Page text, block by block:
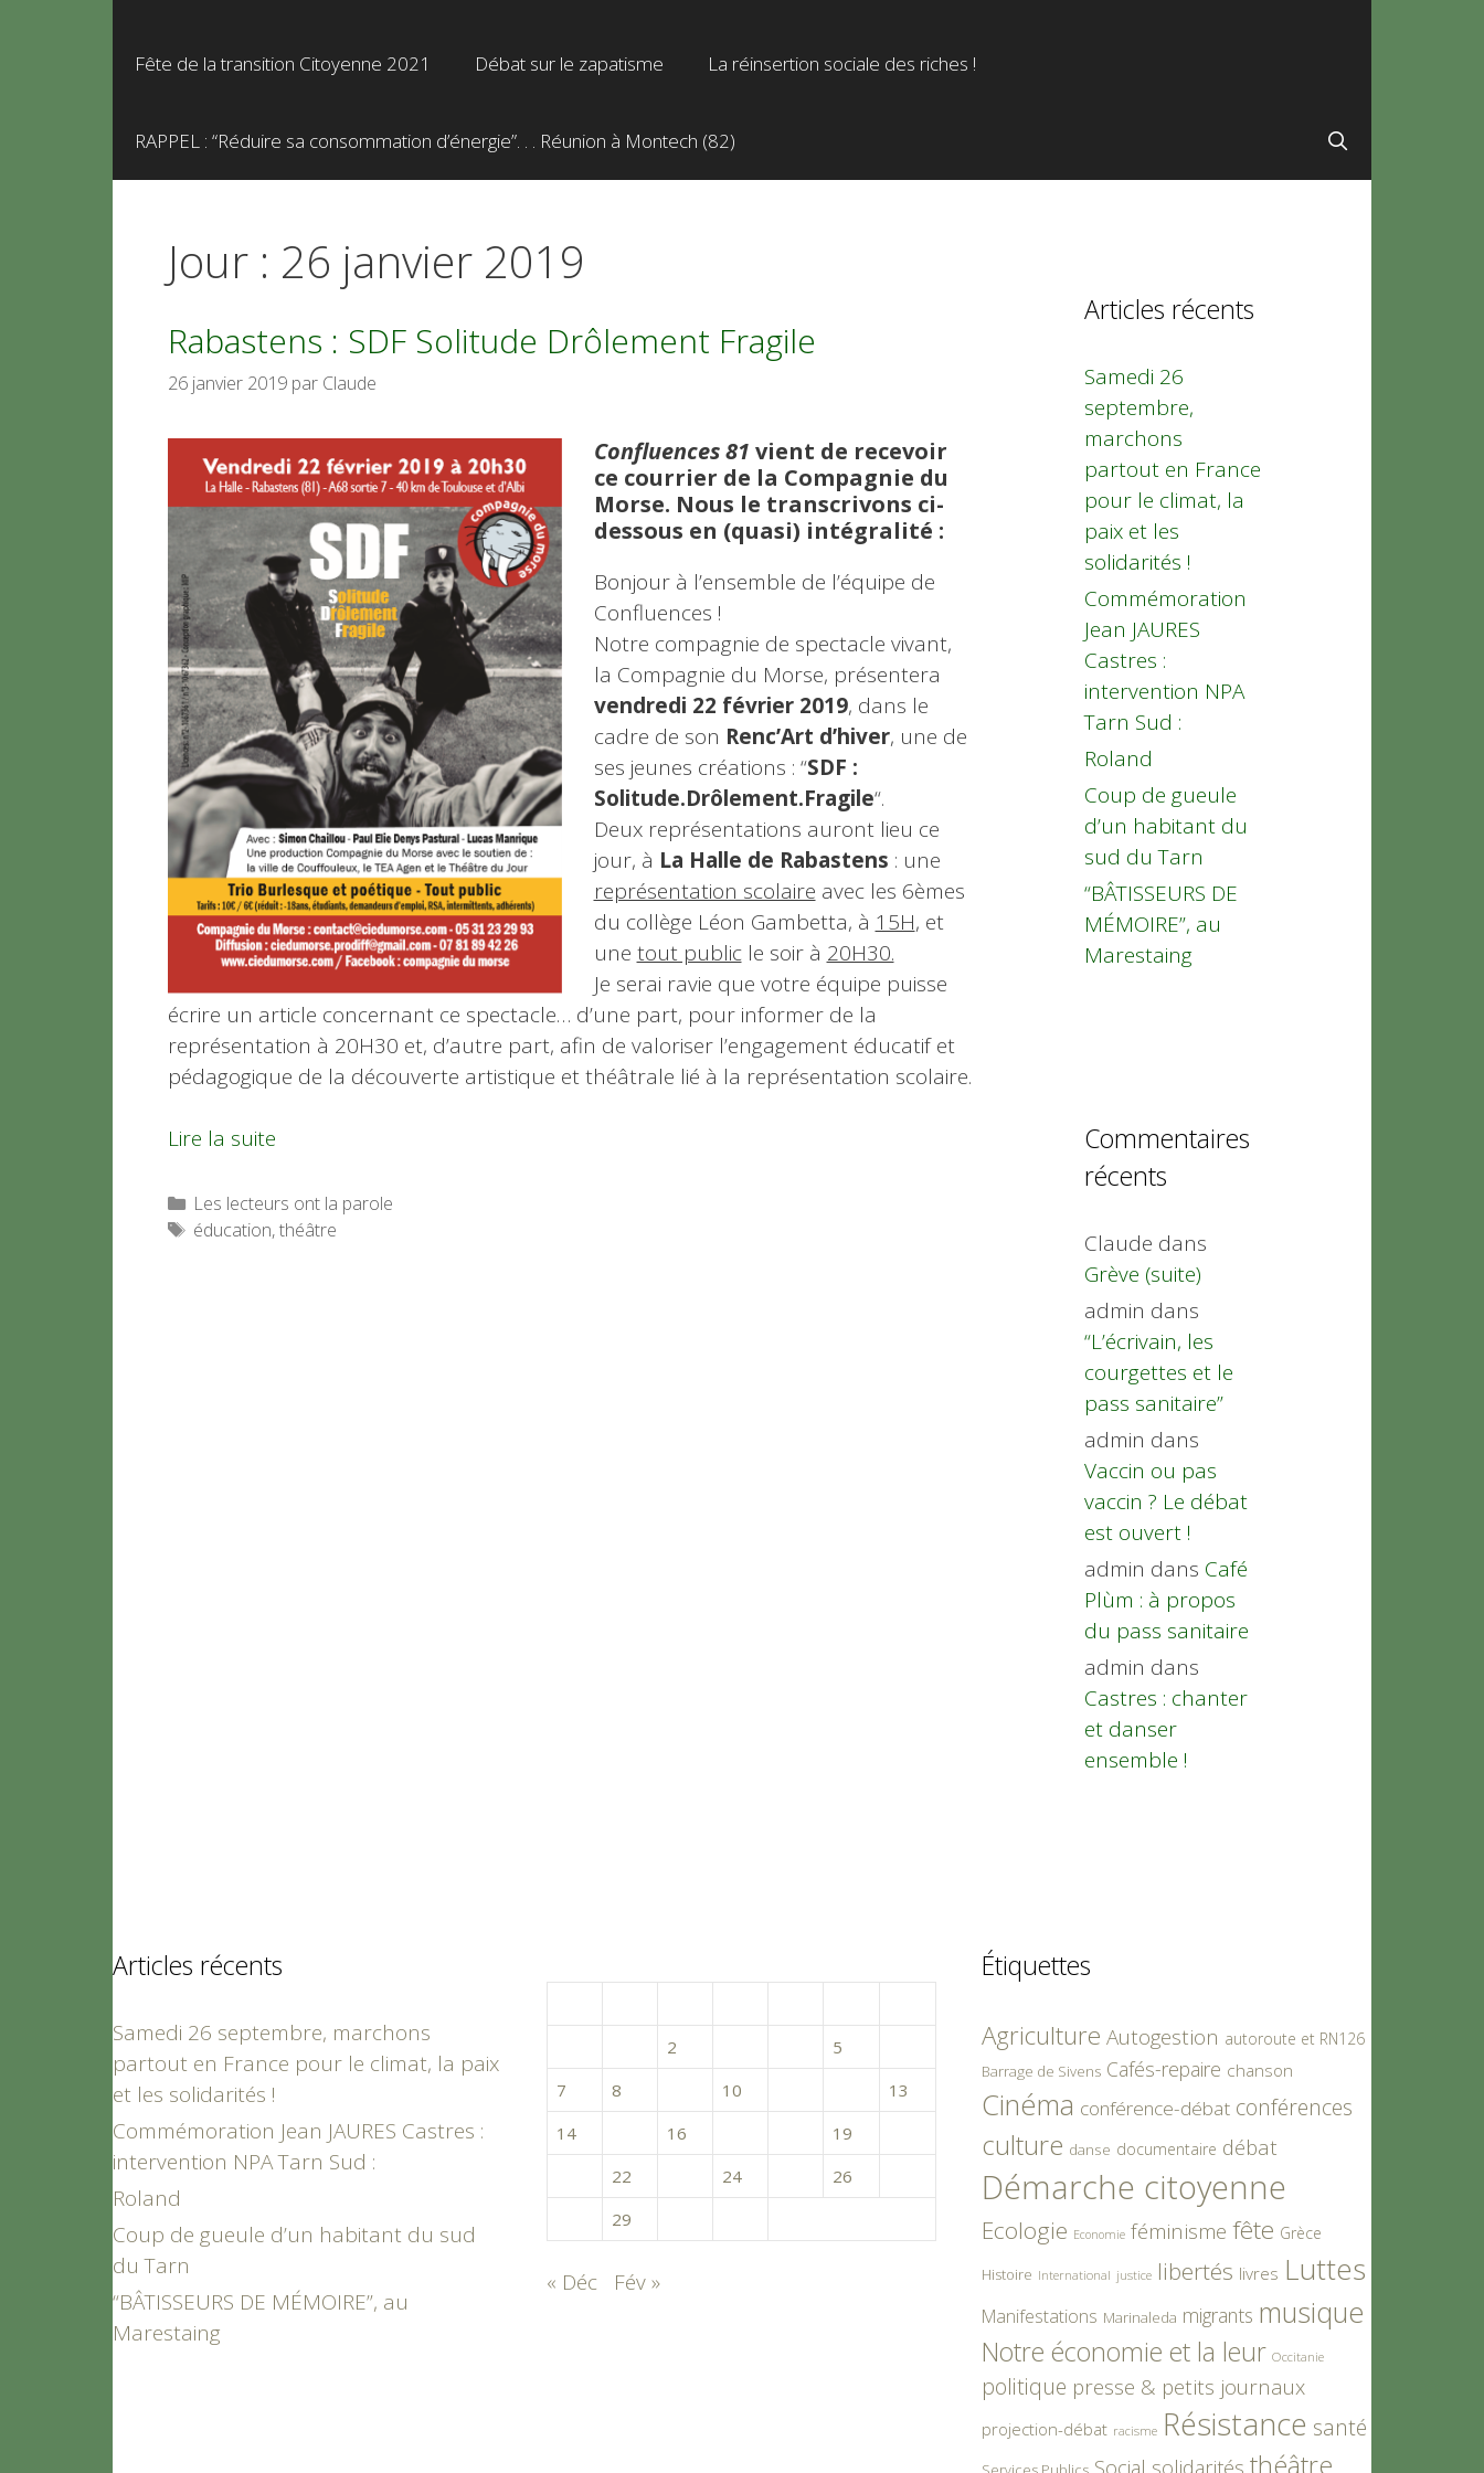
Fête de la transition Citoyenne 2021 Débat sur le zapatisme La réinsertion sociale des riches !
RAPPEL : “Réduire sa consommation d’énergie”. . . Réunion à Montech (82)
Jour : 26 janvier 2019
Rabastens : SDF Solitude Drôlement Fragile
26 janvier 2019 par Claude
Confluences 81 vient de recevoir
ce courrier de la Compagnie du
Morse. Nous le transcrivons ci-
dessous en (quasi) intégralité :
Bonjour à l’ensemble de l’équipe de
Confluences !
Notre compagnie de spectacle vivant,
la Compagnie du Morse, présentera
vendredi 22 février 2019, dans le
cadre de son Renc’Art d’hiver, une de
ses jeunes créations : “SDF :
Solitude.Drôlement.Fragile“.
Deux représentations auront lieu ce
jour, à La Halle de Rabastens : une
représentation scolaire avec les 6èmes
du collège Léon Gambetta, à 15H, et
une tout publicle soir à 20H30.
Je serai ravie que votre équipe puisse
écrire un article concernant ce spectacle… d’une part, pour informer de la
représentation à 20H30 et, d’autre part, afin de valoriser l’engagement éducatif et
pédagogique de la découverte artistique et théâtrale lié à la représentation scolaire.
Lire la suite
Catégories
Les lecteurs ont la parole
Étiquettes
éducation,théâtre
Articles récents
Samedi 26
septembre,
marchons
partout en France
pour le climat, la
paix et les
solidarités !
Commémoration
Jean JAURES
Castres :
intervention NPA
Tarn Sud :
Roland
Coup de gueule
d’un habitant du
sud du Tarn
“BÂTISSEURS DE
MÉMOIRE”, au
Marestaing
Commentaires
récents
Claude dans
Grève (suite)
admin dans
“L’écrivain, les
courgettes et le
pass sanitaire”
admin dans
Vaccin ou pas
vaccin ? Le débat
est ouvert !
admin dans Café
Plùm : à propos
du pass sanitaire
admin dans
Castres : chanter
et danser
ensemble !
Articles récents
Samedi 26 septembre, marchons
partout en France pour le climat, la paix
et les solidarités !
Commémoration Jean JAURES Castres :
intervention NPA Tarn Sud :
Roland
Coup de gueule d’un habitant du sud
du Tarn
“BÂTISSEURS DE MÉMOIRE”, au
Marestaing
2 5
7
8 10
13
14
16 19
22 24 26
29
« Déc Fév »
Étiquettes
Agriculture Autogestion autoroute et RN126
Barrage de Sivens Cafés-repaire chanson
Cinéma conférence-débat conférences
culture danse documentaire débat
Démarche citoyenne
Ecologie Economie féminisme fête Grèce
Histoire International justice libertés livres Luttes
Manifestations Marinaleda migrants musique
Notre économie et la leur Occitanie
politique presse & petits journaux
projection-débat racisme Résistance santé
Social solidarités théâtre